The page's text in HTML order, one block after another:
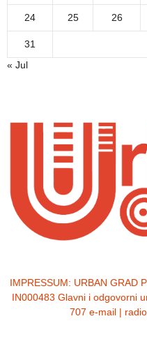
24 25 26
31
« Jul
IMPRESSUM: URBAN GRAD
IN000483 Glavni i odgovorni
707 e-mail |